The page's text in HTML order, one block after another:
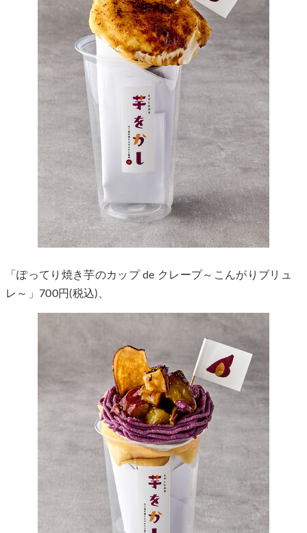
「ぽってり焼き芋のカップ de クレープ～こんがりブリュ
レ～」700円(税込)、